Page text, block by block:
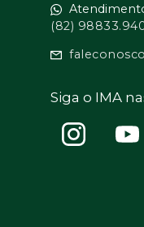
(82)
Siga o IMA